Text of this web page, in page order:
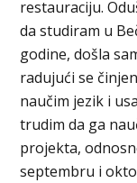
restauraciju.
da studiram u
godine, došla
radujući se
naučim jezik i
trudim da ga
projekta,
septembru i